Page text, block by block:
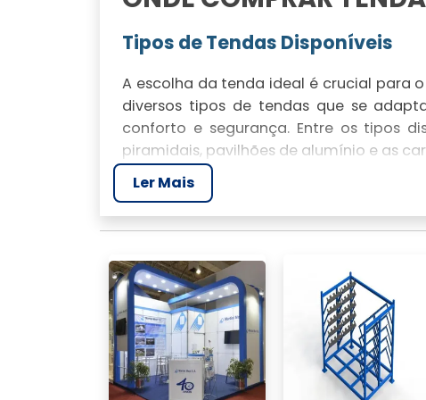
Tipos de Tendas Disponíveis
A escolha da tenda ideal é crucial para
diversos tipos de tendas que se
conforto e segurança. Entre os tipos
piramidais, pavilhões de alumínio e as
Benefícios de Comprar Tendas
Adquirir tendas proporciona uma
portes. As estruturas das tendas da
confortáveis coberturas que garantem
disso, a compra de tendas representa
NOSSAS CATEGORIAS
Tenda Sanfonada
Ler Mais